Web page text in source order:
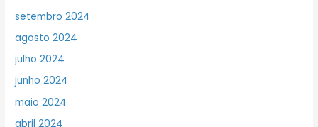
setembro 2024
agosto 2024
julho 2024
junho 2024
maio 2024
abril 2024